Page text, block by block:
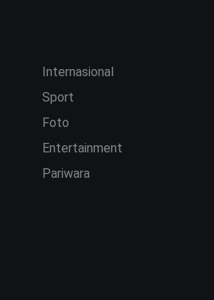
Internasional
Sport
Foto
Entertainment
Pariwara